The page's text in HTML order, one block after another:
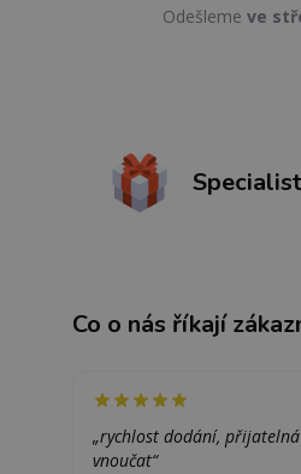
Odešleme ve
Co o nás říkají
„rychlost dodání,
vnoučat“